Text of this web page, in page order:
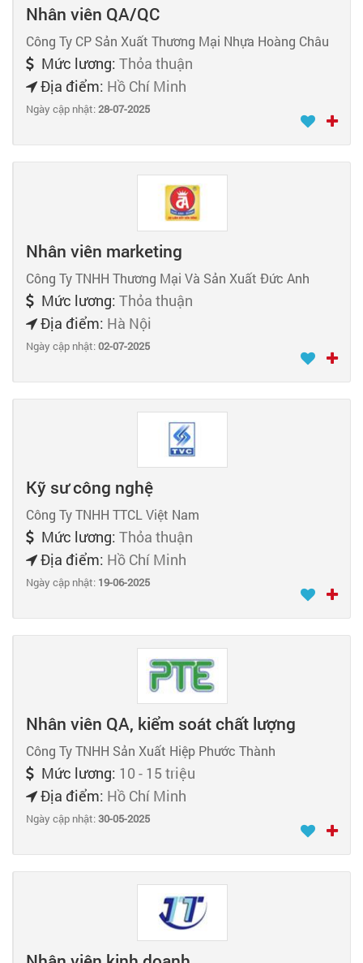
Nhân viên QA/QC
Công Ty CP Sản Xuất Thương Mại Nhựa Hoàng Châu
Mức lương: Thỏa thuận
Địa điểm: Hồ Chí Minh
Ngày cập nhật:28-07-2025
Nhân viên marketing
Công Ty TNHH Thương Mại Và Sản Xuất Đức Anh
Mức lương: Thỏa thuận
Địa điểm: Hà Nội
Ngày cập nhật:02-07-2025
Kỹ sư công nghệ
Công Ty TNHH TTCL Việt Nam
Mức lương: Thỏa thuận
Địa điểm: Hồ Chí Minh
Ngày cập nhật: 19-06-2025
Nhân viên QA, kiểm soát chất lượng
Công Ty TNHH Sản Xuất Hiệp Phước Thành
Mức lương: 10 - 15 triệu
Địa điểm: Hồ Chí Minh
Ngày cập nhật:30-05-2025